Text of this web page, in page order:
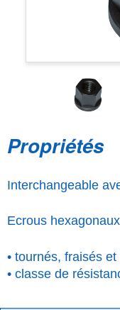
Propriétés
Interchangeable
Ecrous
• tournés, fraisés et
• classe de